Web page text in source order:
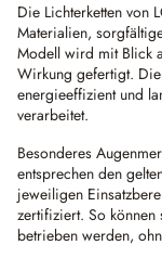
Die Lichterketten von
Materialien,
Modell wird mit Blick
Wirkung gefertigt.
energieeffizient und
verarbeitet.
Besonderes
entsprechen den
jeweiligen
zertifiziert. So können
betrieben werden,